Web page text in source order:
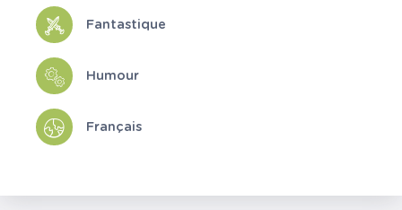
Fantastique
Humour
Français